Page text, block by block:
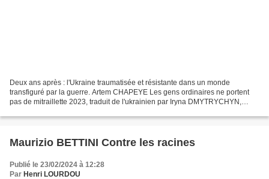
Deux ans après : l'Ukraine traumatisée et résistante dans un monde
transfiguré par la guerre. Artem CHAPEYE Les gens ordinaires ne portent
pas de mitraillette 2023, traduit de l'ukrainien par Iryna DMYTRYCHYN,
Maurizio BETTINI Contre les racines
Publié le 23/02/2024 à 12:28
Par Henri LOURDOU